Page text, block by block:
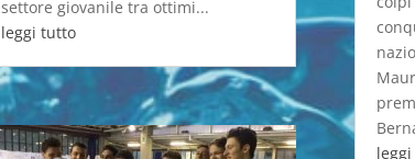
settore giovanile tra ottimi...
leggi tutto